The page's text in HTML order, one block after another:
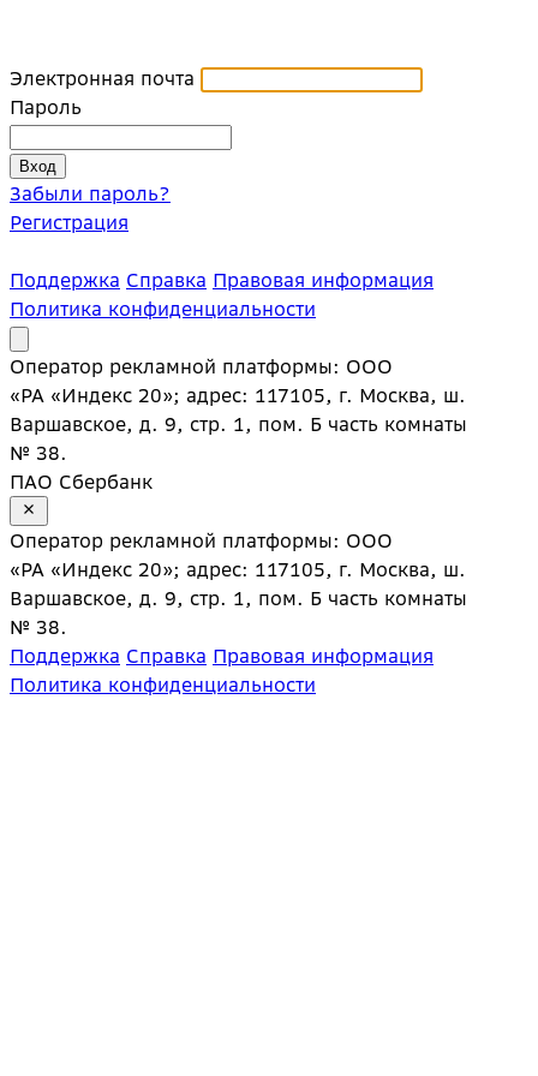
Электронная почта
Пароль
Забыли пароль?
Регистрация
Поддержка Справка Правовая информация
Политика конфиденциальности
Оператор рекламной платформы: ООО
«РА «Индекс 20»; адрес: 117105, г. Москва, ш.
Варшавское, д. 9, стр. 1, пом. Б часть комнаты
№ 38.
ПАО Сбербанк
Оператор рекламной платформы: ООО
«РА «Индекс 20»; адрес: 117105, г. Москва, ш.
Варшавское, д. 9, стр. 1, пом. Б часть комнаты
№ 38.
Поддержка Справка Правовая информация
Политика конфиденциальности